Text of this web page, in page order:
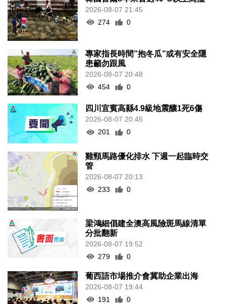
2026-08-07 21:45
274
0
專家指長時間”抱冬瓜”或有安全隱
患籲勿跟風
2026-08-07 20:48
454
0
四川宜賓高縣4.9級地震釀1死6傷
2026-08-07 20:45
201
0
雞頸馬路優化排水 下週一起臨時交
管
2026-08-07 20:13
233
0
梁鴻細倡建全澳高風險斑馬線清單
分批翻新
2026-08-07 19:52
279
0
葡西語市場推介會冀助企業出海
2026-08-07 19:44
191
0